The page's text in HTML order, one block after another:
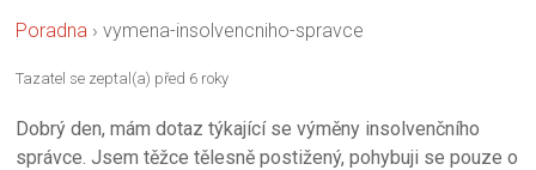
Poradna ›vymena-insolvencniho-spravce
Tazatel se zeptal(a) před 6 roky
Dobrý den, mám dotaz týkající se výměny insolvenčního
správce. Jsem těžce tělesně postižený, pohybuji se pouze o